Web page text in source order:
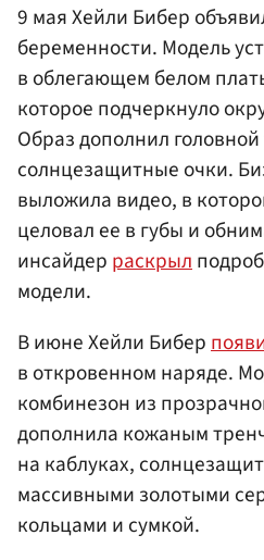
9 мая Хейли Бибер
беременности. Модель
в облегающем белом
которое подчеркнуло
Образ дополнил
солнцезащитные очки.
выложила видео, в
целовал ее в губы и
инсайдер раскрыл
модели.
В июне Хейли Бибер
в откровенном наряде.
комбинезон из
дополнила кожаным
на каблуках,
массивными золотыми
кольцами и сумкой.